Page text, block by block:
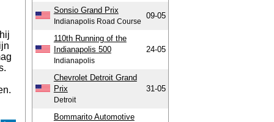
Sonsio Grand Prix
Indianapolis Road Course
09-05
110th Running of the
Indianapolis 500
Indianapolis
24-05
Chevrolet Detroit Grand
Prix
Detroit
31-05
Bommarito Automotive